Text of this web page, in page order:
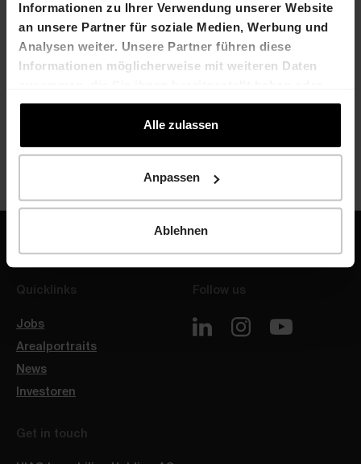
Informationen zu Ihrer Verwendung unserer Website
an unsere Partner für soziale Medien, Werbung und
Analysen weiter. Unsere Partner führen diese
Informationen möglicherweise mit weiteren Daten
die sie im Rahmen Ihrer Nutzung der Dienste
Alle zulassen
Anpassen
Ablehnen
michele.muccioli@hiag.com
Quicklinks
Jobs
Arealportraits
News
Investoren
Follow us
Get in touch